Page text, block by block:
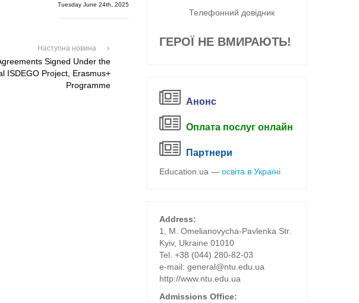
Tuesday June 24th, 2025
Наступна новина
Signed Under the
ISDEGO Project, Erasmus+
Programme
Телефонний довідник
ГЕРОЇ НЕ ВМИРАЮТЬ!
Анонс
Оплата послуг онлайн
Партнери
Education.ua — освіта в Україні
Address:
1, M. Omelianovycha-Pavlenka Str.
Kyiv, Ukraine 01010
Tel. +38 (044) 280-82-03
е-mail: general@ntu.edu.ua
http://www.ntu.edu.ua
Admissions Office: